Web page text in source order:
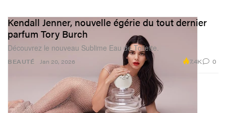
BEAUTÉ
Kendall Jenner, nouvelle égérie du tout dernier
parfum Tory Burch
Découvrez le nouveau Sublime Eau de Toilette.
Jan 20, 2026 7.4K 0